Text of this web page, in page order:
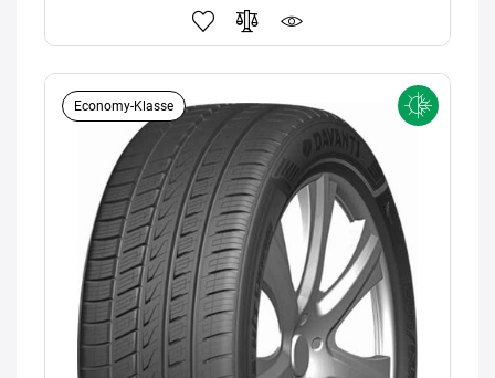
Economy-Klasse